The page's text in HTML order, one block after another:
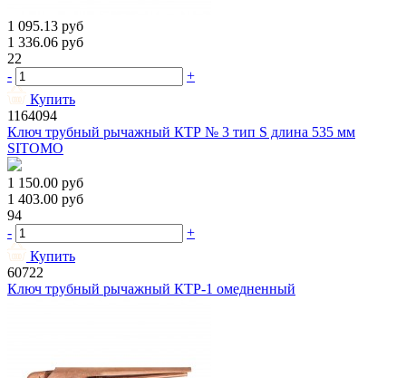
1 095.13 руб
1 336.06 руб
22
-
+
Купить
1164094
Ключ трубный рычажный КТР № 3 тип S длина 535 мм
SITOMO
1 150.00 руб
1 403.00 руб
94
-
+
Купить
60722
Ключ трубный рычажный КТР-1 омедненный